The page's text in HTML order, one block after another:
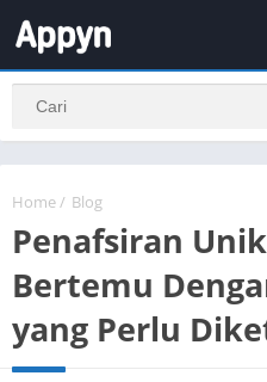
Home / Blog
Penafsiran
Bertemu
yang Perlu